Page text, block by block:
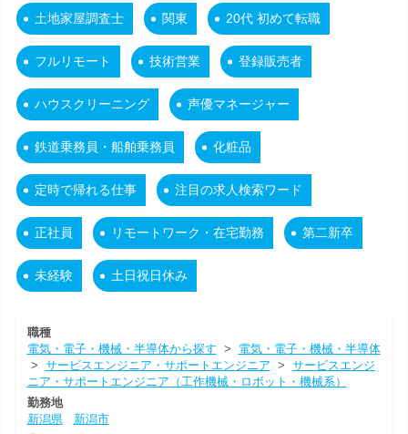
土地家屋調査士 関東 20代 初めて転職
フルリモート 技術営業 登録販売者
ハウスクリーニング 声優マネージャー
鉄道乗務員・船舶乗務員 化粧品
定時で帰れる仕事 注目の求人検索ワード
正社員 リモートワーク・在宅勤務 第二新卒
未経験 土日祝日休み
職種
電気・電子・機械・半導体から探す > 電気・電子・機械・半導体
> サービスエンジニア・サポートエンジニア > サービスエンジ
ニア・サポートエンジニア（工作機械・ロボット・機械系）
勤務地
新潟県
新潟市